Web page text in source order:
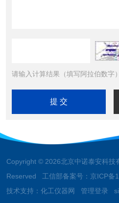
请输入计算结果（填写阿拉伯数字
Copyright © 2026北京中诺泰安科技
Reserved 工信部备案号： 京ICP备
技术支持：化工仪器网 管理登录